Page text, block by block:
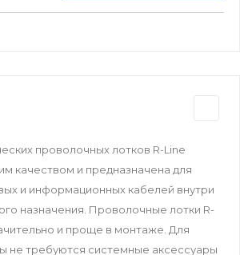
проволочных лотков R-Line
качеством и предназначена для
и информационных кабелей внутри
назначения. Проволочные лотки R-
и проще в монтаже. Для
не требуются системные аксессуары